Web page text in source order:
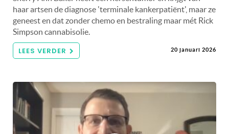
haar artsen de diagnose 'terminale kankerpatiënt', maar ze
geneest en dat zonder chemo en bestraling maar mét Rick
Simpson cannabisolie.
LEES VERDER 20 januari 2026